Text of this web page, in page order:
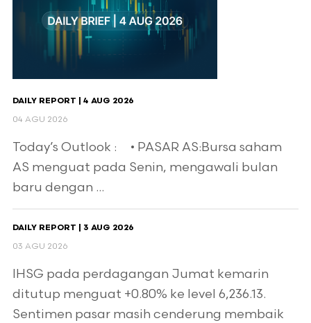
DAILY REPORT | 4 AUG 2026
04 AGU 2026
Today’s Outlook : • PASAR AS:Bursa saham
AS menguat pada Senin, mengawali bulan
baru dengan ...
DAILY REPORT | 3 AUG 2026
03 AGU 2026
IHSG pada perdagangan Jumat kemarin
ditutup menguat +0.80% ke level 6,236.13.
Sentimen pasar masih cenderung membaik